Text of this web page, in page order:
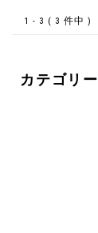
1 - 3 ( 3 件中 )
カテゴリー